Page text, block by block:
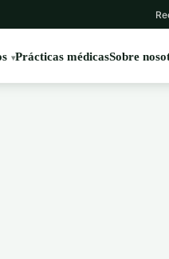
Prácticas médicasSobre